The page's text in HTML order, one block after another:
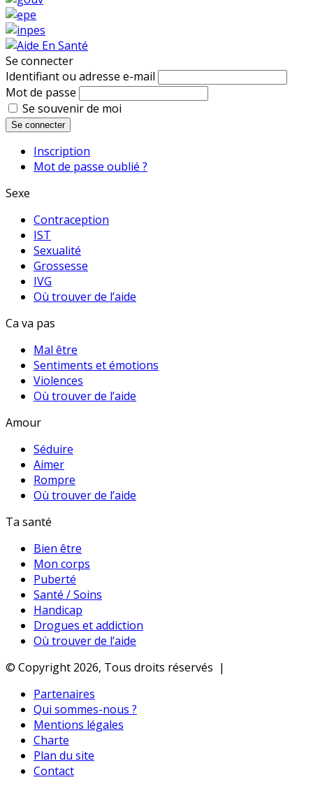
Se connecter
Identifiant ou adresse e-mail
Mot de passe
Se souvenir de moi
Se connecter
Inscription
Mot de passe oublié ?
Sexe
Contraception
IST
Sexualité
Grossesse
IVG
Où trouver de l’aide
Ca va pas
Mal être
Sentiments et émotions
Violences
Où trouver de l’aide
Amour
Séduire
Aimer
Rompre
Où trouver de l’aide
Ta santé
Bien être
Mon corps
Puberté
Santé / Soins
Handicap
Drogues et addiction
Où trouver de l’aide
© Copyright 2026, Tous droits réservés |
Partenaires
Qui sommes-nous ?
Mentions légales
Charte
Plan du site
Contact